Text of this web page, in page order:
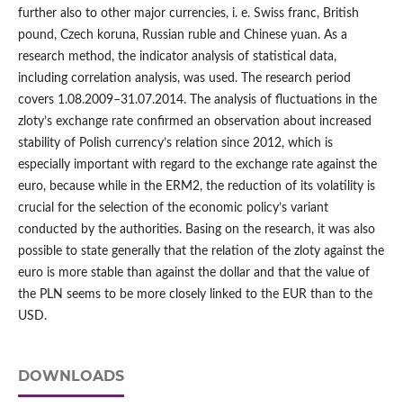
further also to other major currencies, i. e. Swiss franc, British
pound, Czech koruna, Russian ruble and Chinese yuan. As a
research method, the indicator analysis of statistical data,
including correlation analysis, was used. The research period
covers 1.08.2009–31.07.2014. The analysis of fluctuations in the
zloty’s exchange rate confirmed an observation about increased
stability of Polish currency’s relation since 2012, which is
especially important with regard to the exchange rate against the
euro, because while in the ERM2, the reduction of its volatility is
crucial for the selection of the economic policy’s variant
conducted by the authorities. Basing on the research, it was also
possible to state generally that the relation of the zloty against the
euro is more stable than against the dollar and that the value of
the PLN seems to be more closely linked to the EUR than to the
USD.
DOWNLOADS